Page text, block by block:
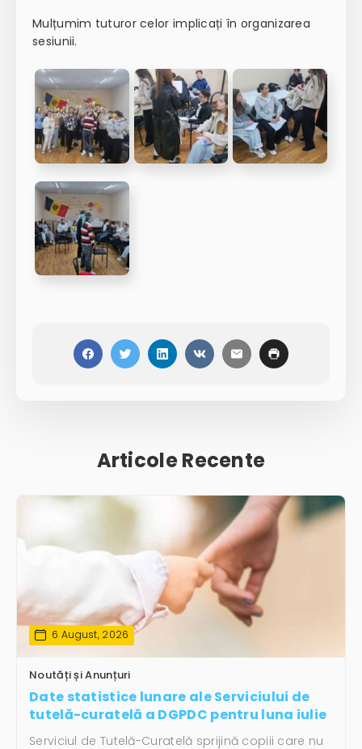
Mulțumim tuturor celor implicați în organizarea
sesiunii.
Articole Recente
6 August, 2026
Noutăți și Anunțuri
Date statistice lunare ale Serviciului de
tutelă-curatelă a DGPDC pentru luna iulie
Serviciul de Tutelă-Curatelă sprijină copiii care nu